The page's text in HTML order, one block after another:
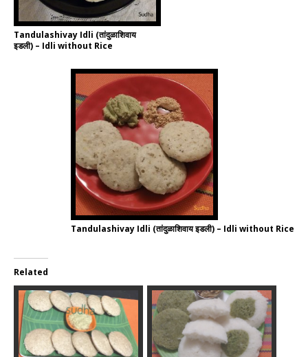
Tandulashivay Idli (तांदुळाशिवाय
इडली) – Idli without Rice
Tandulashivay Idli (तांदुळाशिवाय इडली) – Idli without Rice
Related